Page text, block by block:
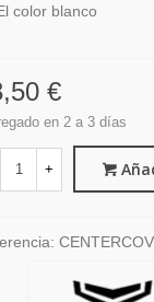
color blanco
€
en 2 a 3 días
+